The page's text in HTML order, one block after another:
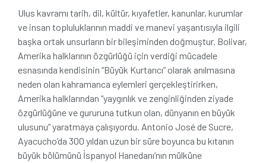
Ulus kavramı tarih, dil, kültür, kıyafetler, kanunlar, kurumlar
ve insan topluluklarının maddi ve manevi yaşantısıyla ilgili
başka ortak unsurların bir bileşiminden doğmuştur. Bolivar,
Amerika halklarının özgürlüğü için verdiği mücadele
esnasında kendisinin “Büyük Kurtarıcı” olarak anılmasına
neden olan kahramanca eylemleri gerçekleştirirken,
Amerika halklarından “yaygınlık ve zenginliğinden ziyade
özgürlüğüne ve gururuna tutkun olan, dünyanın en büyük
ulusunu” yaratmaya çalışıyordu. Antonio José de Sucre,
Ayacucho’da 300 yıldan uzun bir süre boyunca bu kıtanın
büyük bölümünü İspanyol Hanedanı’nın mülküne